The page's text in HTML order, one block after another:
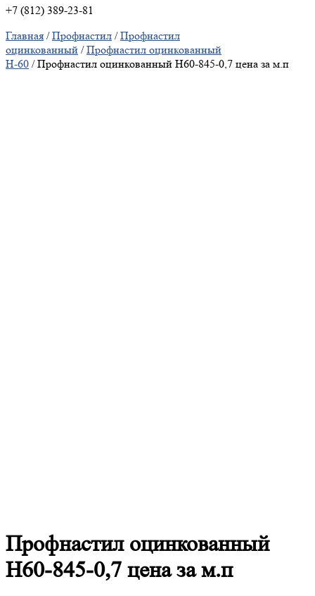
+7 (812) 389-23-81
Главная /Профнастил /Профнастил
оцинкованный /Профнастил оцинкованный
Н-60 / Профнастил оцинкованный Н60-845-0,7 цена за м.п
Профнастилоцинкованный
Н60-845-0,7 цена за м.п